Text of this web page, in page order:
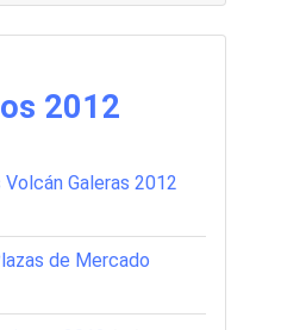
2012
Galeras 2012
de Mercado